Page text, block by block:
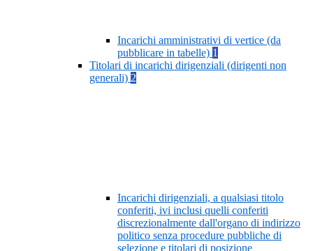
Incarichi amministrativi di vertice (da
pubblicare in tabelle) 1
Titolari di incarichi dirigenziali (dirigenti non
generali) 2
Incarichi dirigenziali, a qualsiasi titolo
conferiti, ivi inclusi quelli conferiti
discrezionalmente dall'organo di indirizzo
politico senza procedure pubbliche di
selezione e titolari di posizione